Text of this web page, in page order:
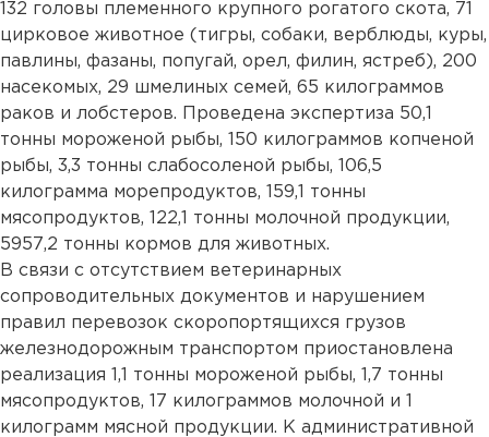
132 головы племенного крупного рогатого скота, 71
цирковое животное (тигры, собаки, верблюды, куры,
павлины, фазаны, попугай, орел, филин, ястреб), 200
насекомых, 29 шмелиных семей, 65 килограммов
раков и лобстеров. Проведена экспертиза 50,1
тонны мороженой рыбы, 150 килограммов копченой
рыбы, 3,3 тонны слабосоленой рыбы, 106,5
килограмма морепродуктов, 159,1 тонны
мясопродуктов, 122,1 тонны молочной продукции,
5957,2 тонны кормов для животных.
В связи с отсутствием ветеринарных
сопроводительных документов и нарушением
правил перевозок скоропортящихся грузов
железнодорожным транспортом приостановлена
реализация 1,1 тонны мороженой рыбы, 1,7 тонны
мясопродуктов, 17 килограммов молочной и 1
килограмм мясной продукции. К административной